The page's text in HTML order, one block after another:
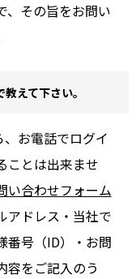
、その旨をお問い
えて下さい。
お電話でログイ
ことは出来ませ
い合わせフォーム
アドレス・当社で
番号（ID）・お問
容をご記入のう